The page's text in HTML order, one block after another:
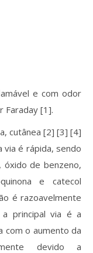
e com odor
Faraday [1].
cutânea [2] [3] [4]
via é rápida, sendo
de benzeno,
e catecol
é razoavelmente
a principal via é a
com o aumento da
devido a